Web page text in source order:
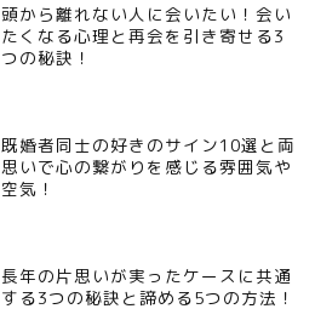
頭から離れない人に会いたい！会い
たくなる心理と再会を引き寄せる3
つの秘訣！
既婚者同士の好きのサイン10選と両
思いで心の繋がりを感じる雰囲気や
空気！
長年の片思いが実ったケースに共通
する3つの秘訣と諦める5つの方法！